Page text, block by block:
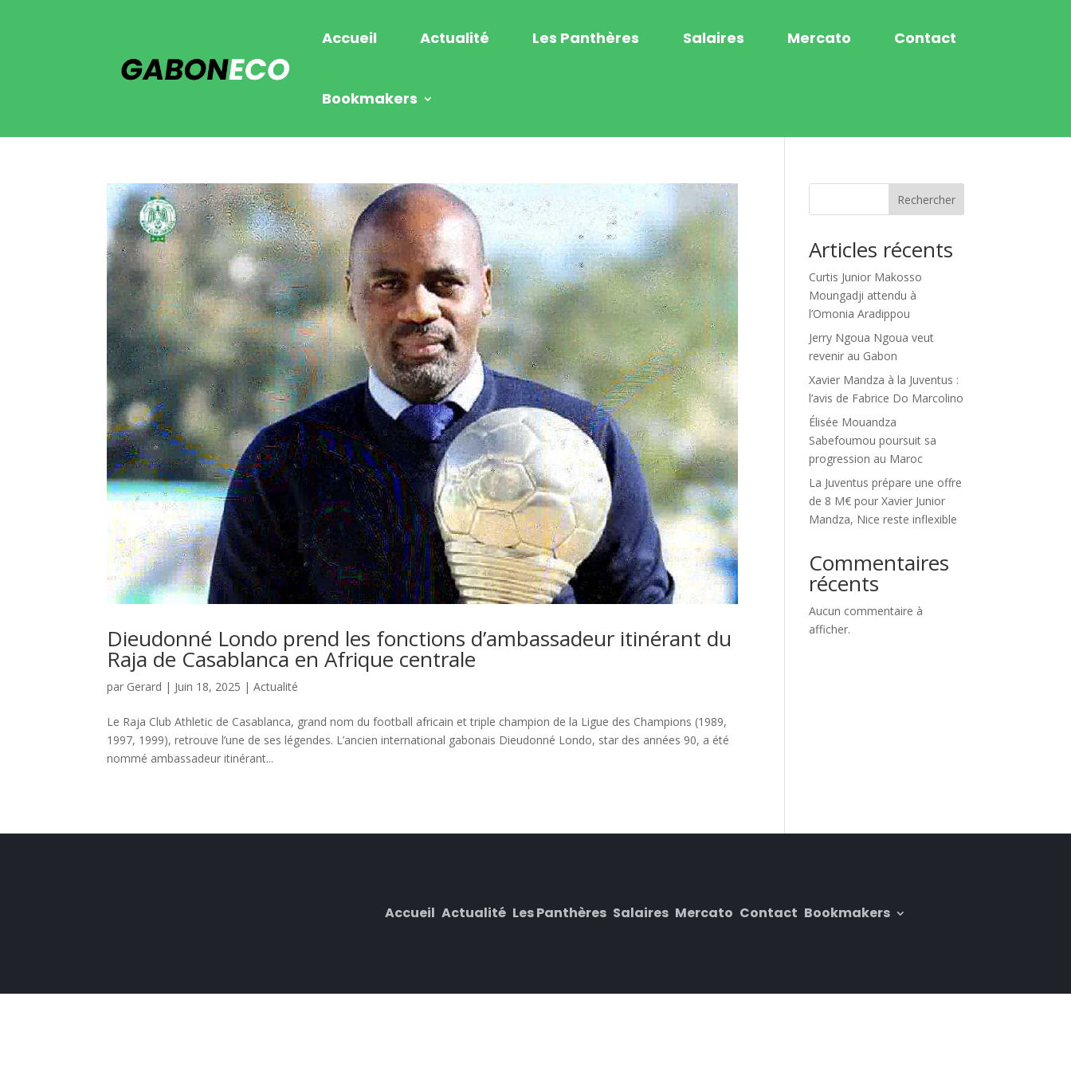
Accueil Actualité Les Panthères Salaires Mercato Contact
Bookmakers
Dieudonné Londo prend les fonctions d’ambassadeur itinérant du
Raja de Casablanca en Afrique centrale
par Gerard | Juin 18, 2025 |Actualité
Le Raja Club Athletic de Casablanca, grand nom du football africain et triple champion de la Ligue des Champions (1989,
1997, 1999), retrouve l’une de ses légendes. L’ancien international gabonais Dieudonné Londo, star des années 90, a été
nommé ambassadeur itinérant...
Rechercher
Articles récents
Curtis Junior Makosso
Moungadji attendu à
l’Omonia Aradippou
Jerry Ngoua Ngoua veut
revenir au Gabon
Xavier Mandza à la Juventus :
l’avis de Fabrice Do Marcolino
Élisée Mouandza
Sabefoumou poursuit sa
progression au Maroc
La Juventus prépare une offre
de 8 M€ pour Xavier Junior
Mandza, Nice reste inflexible
Commentaires
récents
Aucun commentaire à
afficher.
Accueil Actualité Les Panthères Salaires Mercato Contact Bookmakers